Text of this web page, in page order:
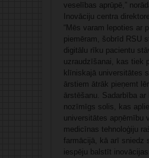
veselības aprūpē,”
Inovāciju centra
“Mēs varam lepoties ar
piemēram, šobrīd RSU
digitālu rīku pacientu
uzraudzīšanai, kas tiek
klīniskajā universitātes
ārstiem ātrāk pieņemt
ārstēšanu. Sadarbība ar
nozīmīgs solis, kas
universitātes apņēmību
medicīnas tehnoloģiju
farmācijā, kā arī sniedz
iespēju balstīt